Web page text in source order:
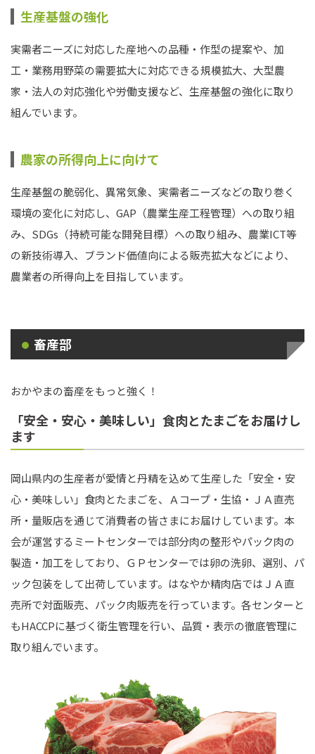
生産基盤の強化
実需者ニーズに対応した産地への品種・作型の提案や、加
工・業務用野菜の需要拡大に対応できる規模拡大、大型農
家・法人の対応強化や労働支援など、生産基盤の強化に取り
組んでいます。
農家の所得向上に向けて
生産基盤の脆弱化、異常気象、実需者ニーズなどの取り巻く
環境の変化に対応し、GAP（農業生産工程管理）への取り組
み、SDGs（持続可能な開発目標）への取り組み、農業ICT等
の新技術導入、ブランド価値向による販売拡大などにより、
農業者の所得向上を目指しています。
畜産部
おかやまの畜産をもっと強く！
「安全・安心・美味しい」食肉とたまごをお届けし
ます
岡山県内の生産者が愛情と丹精を込めて生産した「安全・安
心・美味しい」食肉とたまごを、Ａコープ・生協・ＪＡ直売
所・量販店を通じて消費者の皆さまにお届けしています。本
会が運営するミートセンターでは部分肉の整形やパック肉の
製造・加工をしており、ＧＰセンターでは卵の洗卵、選別、パ
ック包装をして出荷しています。はなやか精肉店ではＪＡ直
売所で対面販売、パック肉販売を行っています。各センターと
もHACCPに基づく衛生管理を行い、品質・表示の徹底管理に
取り組んでいます。